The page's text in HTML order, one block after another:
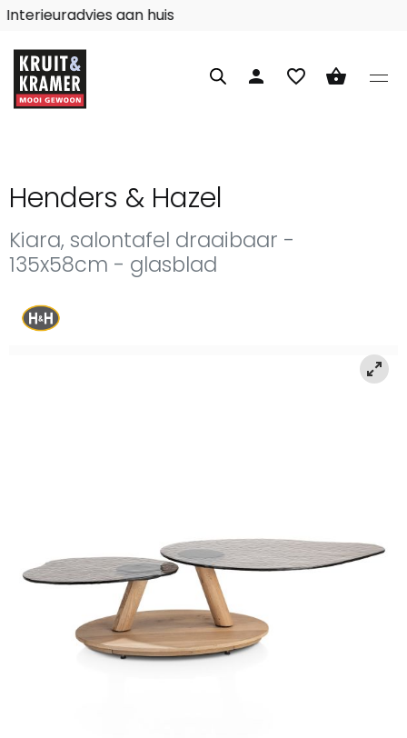
Interieuradvies aan huis
person favorite_border shopping_basket
Henders & Hazel
Kiara, salontafel draaibaar -
135x58cm - glasblad